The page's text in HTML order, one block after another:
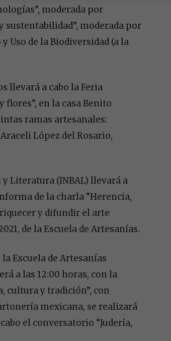
moderada por
sustentabilidad”, moderada por
Uso de la Biodiversidad (a la
llevará a cabo la Feria
en la casa Benito
ramas artesanales:
López del Rosario,
Literatura (INBAL) llevará a
de la charla “Herencia,
y difundir el arte
de la Escuela de Artesanías.
Escuela de Artesanías
a las 12:00 horas, con la
cultura y tradición”, con
mexicana, se realizará
el conversatorio “Judería,